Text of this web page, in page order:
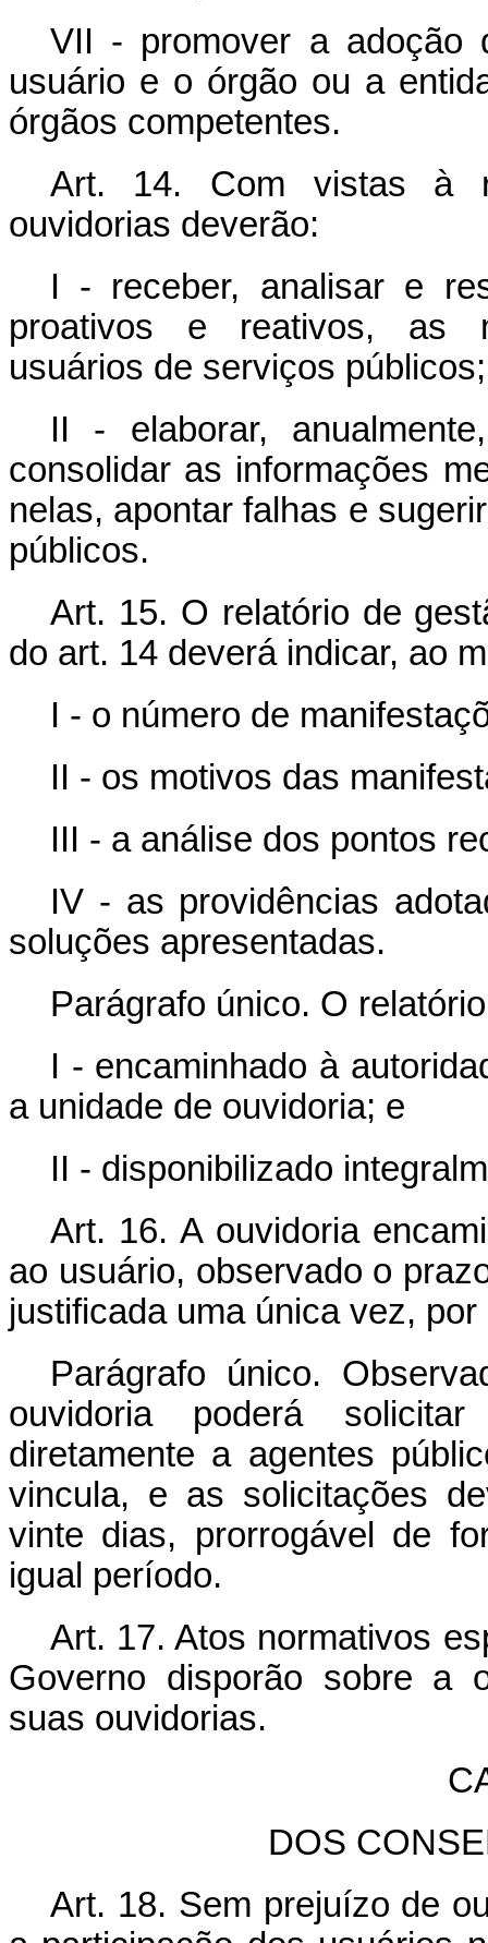
VII - promover a adoção
usuário e o órgão ou a
órgãos competentes.
Art. 14. Com vistas à
ouvidorias deverão:
I - receber, analisar e
proativos e reativos, as
usuários de serviços
II - elaborar,
consolidar as informações
nelas, apontar falhas e
públicos.
Art. 15. O relatório de
do art. 14 deverá indicar, ao
I - o número de
II - os motivos das
III - a análise dos pontos
IV - as providências
soluções apresentadas.
Parágrafo único. O
I - encaminhado à
a unidade de ouvidoria; e
II - disponibilizado
Art. 16. A ouvidoria
ao usuário, observado o
justificada uma única vez,
Parágrafo único.
ouvidoria poderá
diretamente a agentes
vincula, e as solicitações
vinte dias, prorrogável de
igual período.
Art. 17. Atos normativos
Governo disporão sobre a
suas ouvidorias.
DOS
Art. 18. Sem prejuízo de